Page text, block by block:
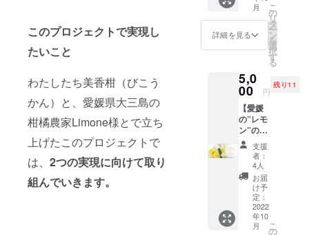
このプロジェクトで実現し
たいこと
わたしたち美香柑（びこう
かん）と、愛媛県大三島の
柑橘農家Limone様とで立ち
上げたこのプロジェクトで
は、 2つの実現に向けて取り
組んでいきます。
パッ
ケージ
で届く
しみに♪
分（泡
立て
ネッ
き） ※
パッ
ケージ
は、ご
支援い
ただく
方に3種
類のデ
ザイン
から投
票で選
んでい
ただき
ます。
どの
ケーキ2
個+ラン
グド
シャ3枚
のセッ
媛県大
三島の
温州み
かん果
皮エキ
スを配
合した
みかん
の生
せっけ
んと、
Limone
の人気
商品”有
機レモ
月
詳細を見る
こ
の
リ
タ
ー
ン
を
選
択
す
る
5,0
00 円
残り11
【愛媛
の”レモ
ン”の香
り豊か
の洗顔
料レモ
ンの生
せっけ
ん1個
+Limon
eオリジ
ナルハ
支援
者：
4人
お届
け予
定：
2022
年10
月
こ
の